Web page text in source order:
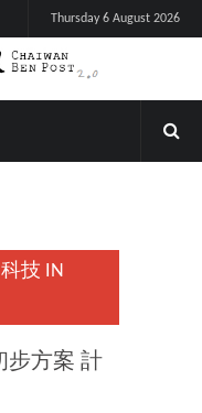
Thursday 6 August 2026
科技 IN
步方案 計